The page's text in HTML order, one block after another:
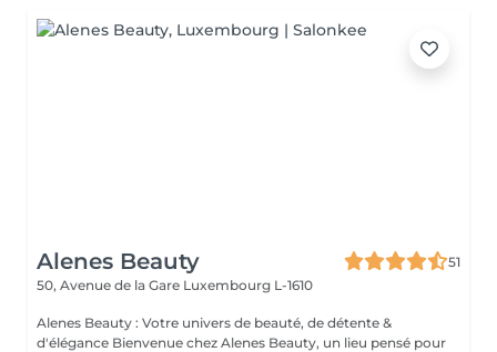
Alenes Beauty
51
50, Avenue de la Gare Luxembourg L-1610
Alenes Beauty : Votre univers de beauté, de détente &
d'élégance Bienvenue chez Alenes Beauty, un lieu pensé pour